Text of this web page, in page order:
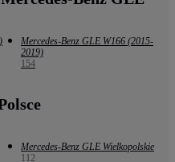
Mercedes-Benz GLE W166 (2015-
2019)
154
Mercedes-Benz GLE Wielkopolskie
112